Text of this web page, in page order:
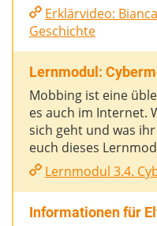
Erklärvideo:
Geschichte
Lernmodul:
Mobbing ist eine
es auch im Internet.
sich geht und was
euch dieses
Lernmodul 3.4.
Informationen für